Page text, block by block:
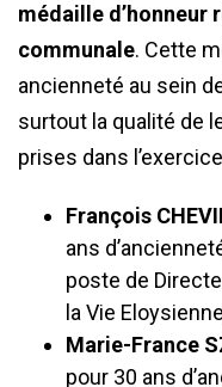
médaille
communale. Cette
ancienneté au sein
surtout la qualité de
prises dans
François
ans
poste de
la Vie
Marie-France
pour 30 ans